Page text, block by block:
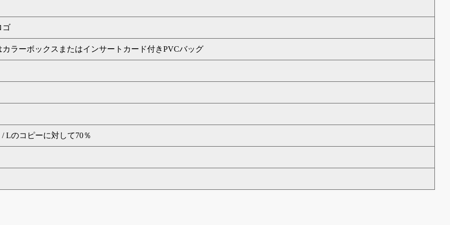
ゴ
ラーボックスまたはインサートカード付きPVCバッグ
Lのコピーに対して70％